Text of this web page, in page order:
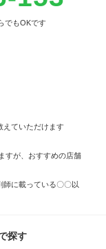
でもOKです
えていただけます
すが、おすすめの店舗
師に載っている〇〇以
探す